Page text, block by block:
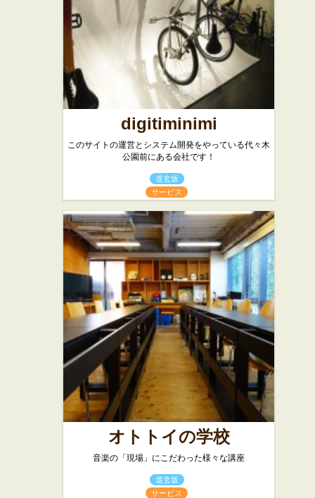
digitiminimi
このサイトの運営とシステム開発をやっている代々木
公園前にある会社です！
道玄坂
サービス
オトトイの学校
音楽の「現場」にこだわった様々な講座
道玄坂
サービス